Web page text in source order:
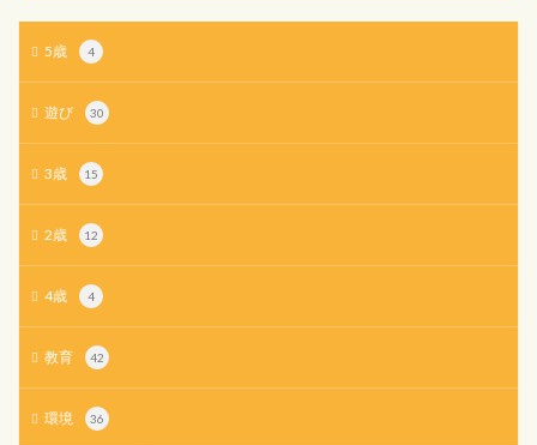
5歳 4
遊び 30
3歳 15
2歳 12
4歳 4
教育 42
環境 36